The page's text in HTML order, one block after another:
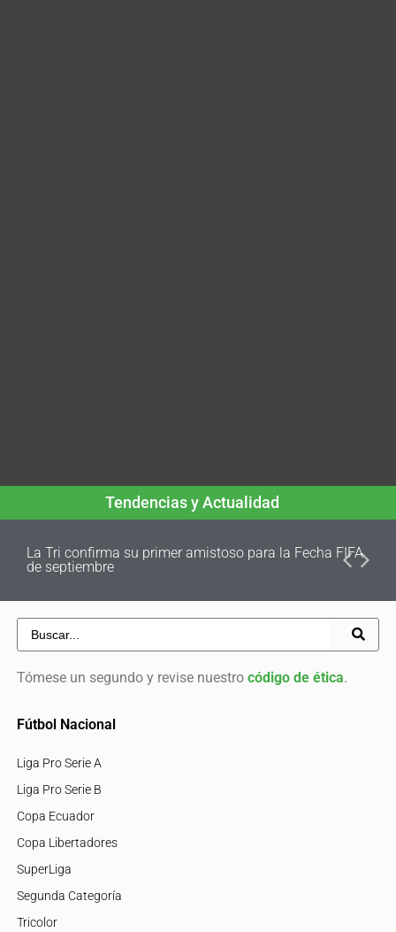
Tendencias y Actualidad
La Tri confirma su primer amistoso para la Fecha FIFA
de septiembre
Tómese un segundo y revise nuestro código de ética.
Fútbol Nacional
Liga Pro Serie A
Liga Pro Serie B
Copa Ecuador
Copa Libertadores
SuperLiga
Segunda Categoría
Tricolor